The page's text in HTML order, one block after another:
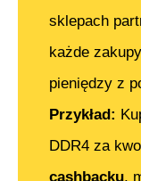
sklepach
każde
pieniędzy z
Przykład:
DDR4 za
cashbacku,